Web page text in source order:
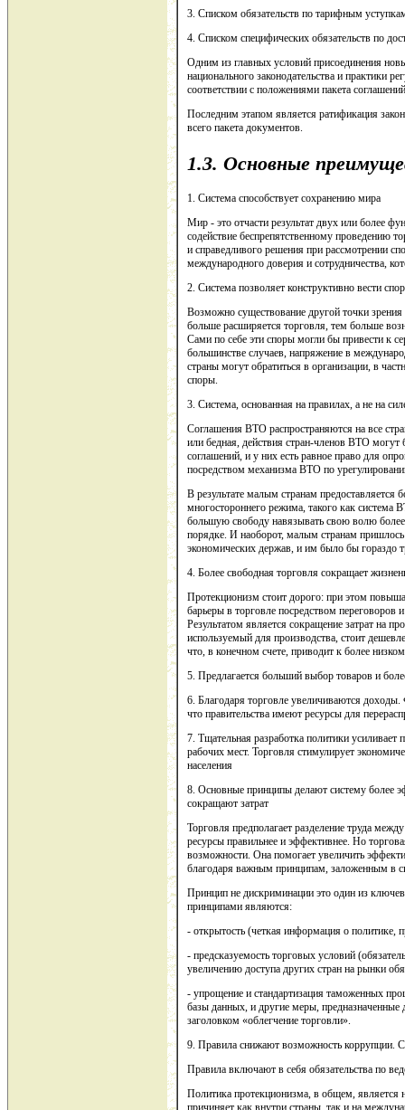
3. Списком обязательств по тарифным
4. Списком специфических обязательств по
Одним из главных условий присоединения
национального законодательства и практики
соответствии с положениями пакета
Последним этапом является ратификация
всего пакета документов.
1.3. Основные
1. Система способствует сохранению мира
Мир - это отчасти результат двух или более
содействие беспрепятственному проведению
и справедливого решения при рассмотрении
международного доверия и сотрудничества,
2. Система позволяет конструктивно вести
Возможно существование другой точки
больше расширяется торговля, тем больше
Сами по себе эти споры могли бы привести к
большинстве случаев, напряжение в
страны могут обратиться в организации, в
споры.
3. Система, основанная на правилах, а не на
Соглашения ВТО распространяются на все
или бедная, действия стран-членов ВТО
соглашений, и у них есть равное право для
посредством механизма ВТО по
В результате малым странам
многостороннего режима, такого как
большую свободу навязывать свою волю
порядке. И наоборот, малым странам
экономических держав, и им было бы гораздо
4. Более свободная торговля сокращает
Протекционизм стоит дорого: при этом
барьеры в торговле посредством
Результатом является сокращение затрат на
используемый для производства, стоит
что, в конечном счете, приводит к более
5. Предлагается больший выбор товаров и
6. Благодаря торговле увеличиваются доходы.
что правительства имеют ресурсы для
7. Тщательная разработка политики усиливает
рабочих мест. Торговля стимулирует
населения
8. Основные принципы делают систему более
сокращают затрат
Торговля предполагает разделение труда
ресурсы правильнее и эффективнее. Но
возможности. Она помогает увеличить
благодаря важным принципам, заложенным в
Принцип не дискриминации это один из
принципами являются:
- открытость (четкая информация о политике,
- предсказуемость торговых условий
увеличению доступа других стран на рынки
- упрощение и стандартизация таможенных
базы данных, и другие меры,
заголовком «облегчение торговли».
9. Правила снижают возможность коррупции.
Правила включают в себя обязательства по
Политика протекционизма, в общем, является
причиняет как внутри страны, так и на